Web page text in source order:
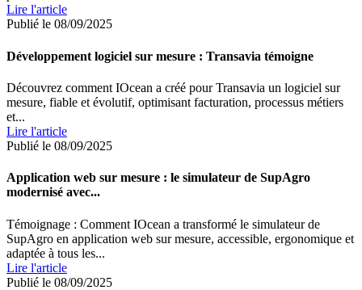
Lire l'article
Publié le 08/09/2025
Développement logiciel sur mesure : Transavia témoigne
Découvrez comment IOcean a créé pour Transavia un logiciel sur
mesure, fiable et évolutif, optimisant facturation, processus métiers
et...
Lire l'article
Publié le 08/09/2025
Application web sur mesure : le simulateur de SupAgro
modernisé avec...
Témoignage : Comment IOcean a transformé le simulateur de
SupAgro en application web sur mesure, accessible, ergonomique et
adaptée à tous les...
Lire l'article
Publié le 08/09/2025